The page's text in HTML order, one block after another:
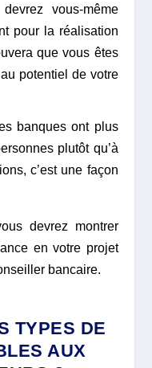
vous-même
pour la réalisation
que vous êtes
potentiel de votre
banques ont plus
plutôt qu’à
c’est une façon
devrez montrer
en votre projet
bancaire.
TYPES DE
AUX